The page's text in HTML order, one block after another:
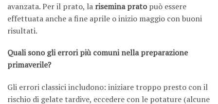
avanzata. Per il prato, la risemina pratopuò essere
effettuata anche a fine aprile o inizio maggio con buoni
risultati.
Quali sono gli errori più comuni nella preparazione
primaverile?
Gli errori classici includono: iniziare troppo presto con il
rischio di gelate tardive, eccedere con le potature (alcune